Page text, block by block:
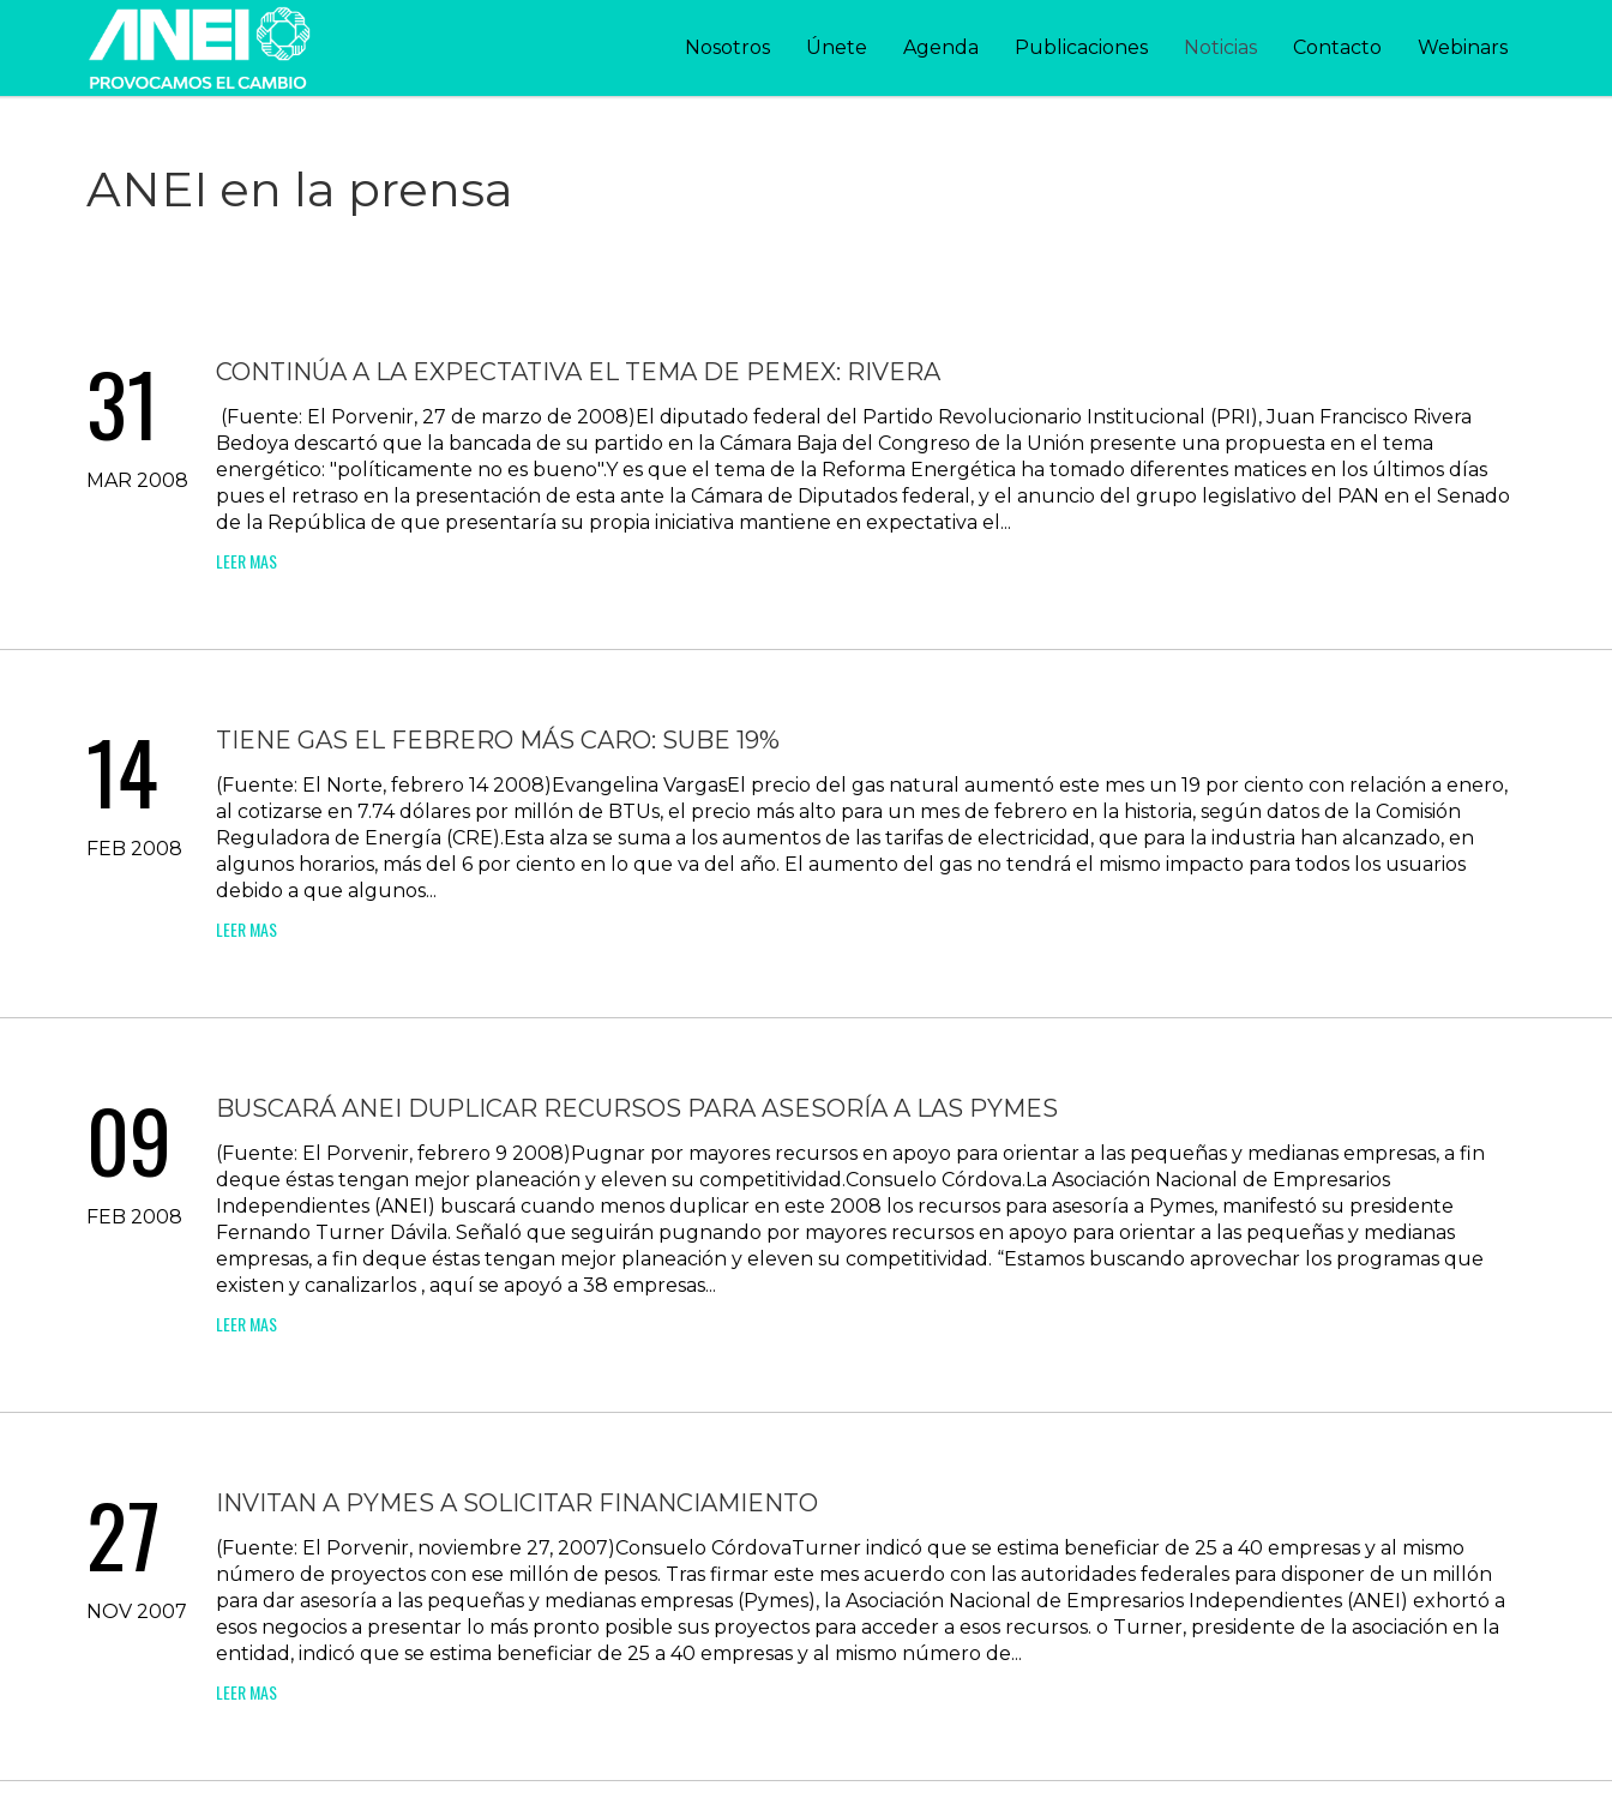
Nosotros Únete Agenda Publicaciones Noticias Contacto Webinars
ANEI en la prensa
31
MAR 2008
CONTINÚA A LA EXPECTATIVA EL TEMA DE PEMEX: RIVERA
(Fuente: El Porvenir, 27 de marzo de 2008)El diputado federal del Partido Revolucionario Institucional (PRI), Juan Francisco Rivera
Bedoya descartó que la bancada de su partido en la Cámara Baja del Congreso de la Unión presente una propuesta en el tema
energético: "políticamente no es bueno".Y es que el tema de la Reforma Energética ha tomado diferentes matices en los últimos días
pues el retraso en la presentación de esta ante la Cámara de Diputados federal, y el anuncio del grupo legislativo del PAN en el Senado
de la República de que presentaría su propia iniciativa mantiene en expectativa el...
LEER MAS
14
FEB 2008
TIENE GAS EL FEBRERO MÁS CARO: SUBE 19%
(Fuente: El Norte, febrero 14 2008)Evangelina VargasEl precio del gas natural aumentó este mes un 19 por ciento con relación a enero,
al cotizarse en 7.74 dólares por millón de BTUs, el precio más alto para un mes de febrero en la historia, según datos de la Comisión
Reguladora de Energía (CRE).Esta alza se suma a los aumentos de las tarifas de electricidad, que para la industria han alcanzado, en
algunos horarios, más del 6 por ciento en lo que va del año. El aumento del gas no tendrá el mismo impacto para todos los usuarios
debido a que algunos...
LEER MAS
09
FEB 2008
BUSCARÁ ANEI DUPLICAR RECURSOS PARA ASESORÍA A LAS PYMES
(Fuente: El Porvenir, febrero 9 2008)Pugnar por mayores recursos en apoyo para orientar a las pequeñas y medianas empresas, a fin
deque éstas tengan mejor planeación y eleven su competitividad.Consuelo Córdova.La Asociación Nacional de Empresarios
Independientes (ANEI) buscará cuando menos duplicar en este 2008 los recursos para asesoría a Pymes, manifestó su presidente
Fernando Turner Dávila. Señaló que seguirán pugnando por mayores recursos en apoyo para orientar a las pequeñas y medianas
empresas, a fin deque éstas tengan mejor planeación y eleven su competitividad. “Estamos buscando aprovechar los programas que
existen y canalizarlos , aquí se apoyó a 38 empresas...
LEER MAS
27
NOV 2007
INVITAN A PYMES A SOLICITAR FINANCIAMIENTO
(Fuente: El Porvenir, noviembre 27, 2007)Consuelo CórdovaTurner indicó que se estima beneficiar de 25 a 40 empresas y al mismo
número de proyectos con ese millón de pesos. Tras firmar este mes acuerdo con las autoridades federales para disponer de un millón
para dar asesoría a las pequeñas y medianas empresas (Pymes), la Asociación Nacional de Empresarios Independientes (ANEI) exhortó a
esos negocios a presentar lo más pronto posible sus proyectos para acceder a esos recursos. o Turner, presidente de la asociación en la
entidad, indicó que se estima beneficiar de 25 a 40 empresas y al mismo número de...
LEER MAS